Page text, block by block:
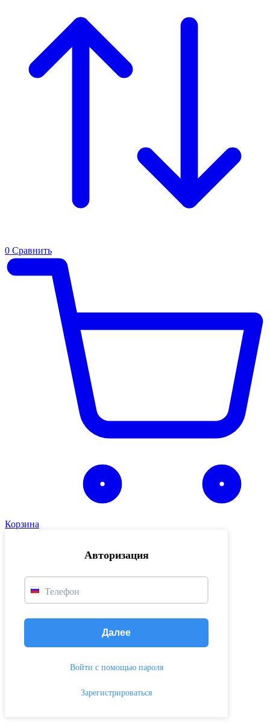
0 Сравнить
Корзина
Авторизация
Телефон
Далее
Войти с помощью пароля
Зарегистрироваться